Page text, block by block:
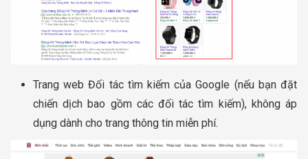
Trang web Đối tác tìm kiếm của Google (nếu bạn đặt
chiến dịch bao gồm các đối tác tìm kiếm), không áp
dụng dành cho trang thông tin miễn phí.